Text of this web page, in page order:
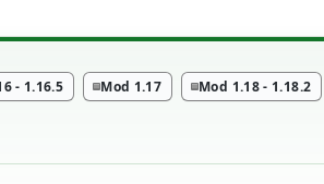
- 1.16.5 Mod 1.17
Mod 1.18 - 1.18.2